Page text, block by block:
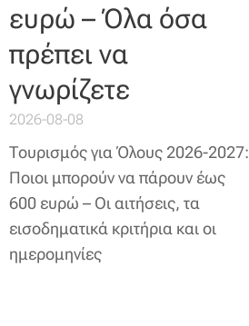
ευρώ – Όλα όσα
πρέπει να
γνωρίζετε
2026-08-08
Τουρισμός για Όλους 2026-2027:
Ποιοι μπορούν να πάρουν έως
600 ευρώ – Οι αιτήσεις, τα
εισοδηματικά κριτήρια και οι
ημερομηνίες